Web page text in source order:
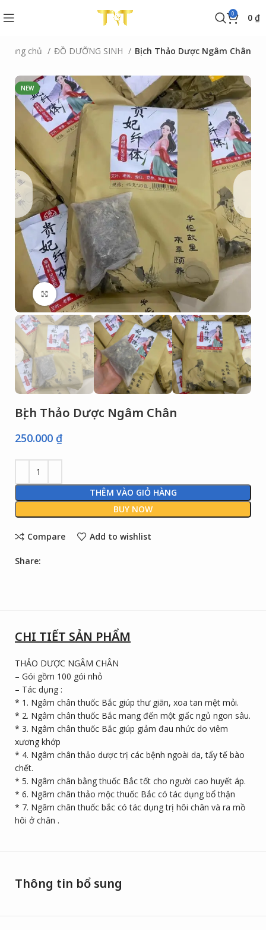
0 0 ₫
Trang chủ ĐỒ DƯỠNG SINH Bịch Thảo Dược Ngâm Chân
NEW
Click to enlarge
Bịch Thảo Dược Ngâm Chân
250.000 ₫
THÊM VÀO GIỎ HÀNG
BUY NOW
Compare Add to wishlist
Share:
CHI TIẾT SẢN PHẨM
THẢO DƯỢC NGÂM CHÂN
– Gói gồm 100 gói nhỏ
– Tác dụng :
* 1. Ngâm chân thuốc Bắc giúp thư giãn, xoa tan mệt mỏi.
* 2. Ngâm chân thuốc Bắc mang đến một giấc ngủ ngon sâu.
* 3. Ngâm chân thuốc Bắc giúp giảm đau nhức do viêm
xương khớp
* 4. Ngâm chân thảo dược trị các bệnh ngoài da, tẩy tế bào
chết.
* 5. Ngâm chân bằng thuốc Bắc tốt cho người cao huyết áp.
* 6. Ngâm chân thảo mộc thuốc Bắc có tác dụng bổ thận
* 7. Ngâm chân thuốc bắc có tác dụng trị hôi chân và ra mồ
hôi ở chân .
Thông tin bổ sung